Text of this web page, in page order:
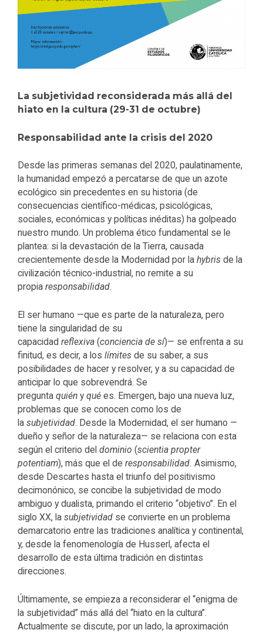
La subjetividad reconsiderada más allá del
hiato en la cultura (29-31 de octubre)
Responsabilidad ante la crisis del 2020
Desde las primeras semanas del 2020, paulatinamente,
la humanidad empezó a percatarse de que un azote
ecológico sin precedentes en su historia (de
consecuencias científico-médicas, psicológicas,
sociales, económicas y políticas inéditas) ha golpeado
nuestro mundo. Un problema ético fundamental se le
plantea: si la devastación de la Tierra, causada
crecientemente desde la Modernidad por la hybris de la
civilización técnico-industrial, no remite a su
propia responsabilidad.
El ser humano —que es parte de la naturaleza, pero
tiene la singularidad de su
capacidad reflexiva (conciencia de sí)— se enfrenta a su
finitud, es decir, a los límites de su saber, a sus
posibilidades de hacer y resolver, y a su capacidad de
anticipar lo que sobrevendrá. Se
pregunta quién y qué es. Emergen, bajo una nueva luz,
problemas que se conocen como los de
la subjetividad. Desde la Modernidad, el ser humano —
dueño y señor de la naturaleza— se relaciona con esta
según el criterio del dominio (scientia propter
potentiam), más que el de responsabilidad. Asimismo,
desde Descartes hasta el triunfo del positivismo
decimonónico, se concibe la subjetividad de modo
ambiguo y dualista, primando el criterio “objetivo”. En el
siglo XX, la subjetividad se convierte en un problema
demarcatorio entre las tradiciones analítica y continental,
y, desde la fenomenología de Husserl, afecta el
desarrollo de esta última tradición en distintas
direcciones.
Últimamente, se empieza a reconsiderar el “enigma de
la subjetividad” más allá del “hiato en la cultura”.
Actualmente se discute, por un lado, la aproximación